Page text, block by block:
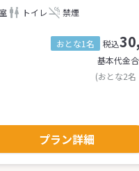
トイレ 禁煙
おとな1名 税込
基本代金
(おとな2
プラン詳細